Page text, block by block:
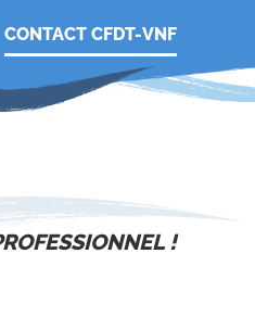
CONTACT CFDT-VNF
!